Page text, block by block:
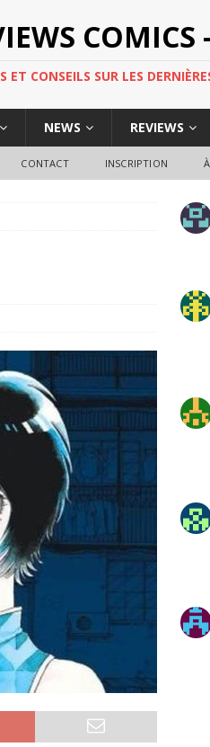
CONSEILS SUR LES
NEWS REVIEWS
CONTACT INSCRIPTION